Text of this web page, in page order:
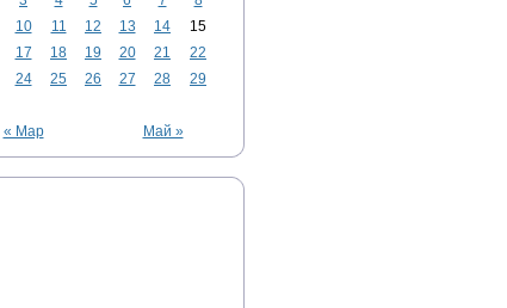
« Мар Май »
10 11 12 13 14
15
17 18 19 20 21
22
24 25 26 27 28
29